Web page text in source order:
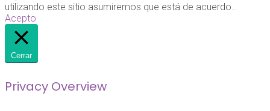
utilizando este sitio asumiremos que está de acuerdo..
Acepto
Cerrar
Privacy Overview